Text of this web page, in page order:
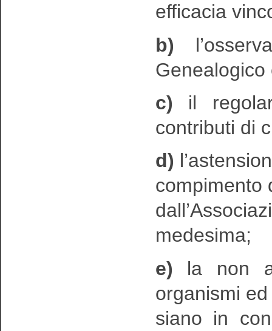
efficacia
b)
c) il
contributi di
d)
compimento
medesima;
e) la non
organismi
siano in